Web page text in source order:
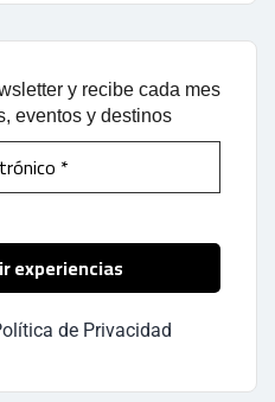
y recibe cada mes
eventos y destinos
de Privacidad